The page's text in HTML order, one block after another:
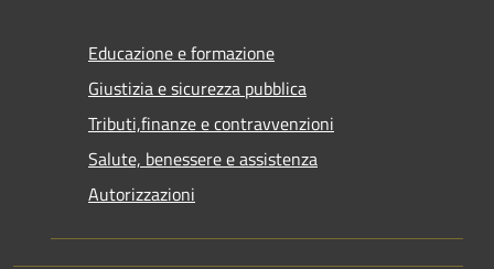
Educazione e formazione
Giustizia e sicurezza pubblica
Tributi,finanze e contravvenzioni
Salute, benessere e assistenza
Autorizzazioni